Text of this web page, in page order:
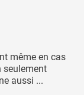
même en cas
seulement
aussi ...